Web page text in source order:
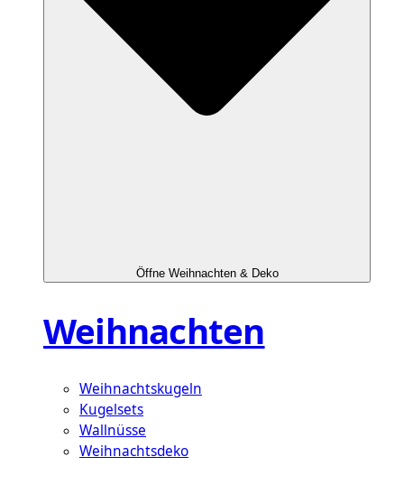
Öffne Weihnachten & Deko
Weihnachten
Weihnachtskugeln
Kugelsets
Wallnüsse
Weihnachtsdeko